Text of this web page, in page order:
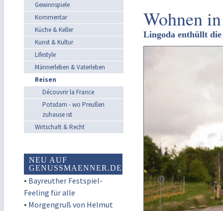
Gewinnspiele
Kommentar
Küche & Keller
Kunst & Kultur
Lifestyle
Männerleben & Vaterleben
Reisen
Découvrir la France
Potsdam - wo Preußen
zuhause ist
Wirtschaft & Recht
NEU AUF
GENUSSMAENNER.DE
▪ Bayreuther Festspiel-
Feeling für alle
▪ Morgengruß von Helmut
Wohnen
Lingoda enthüllt